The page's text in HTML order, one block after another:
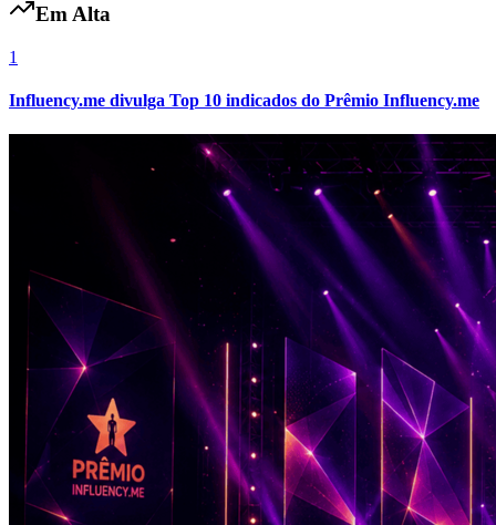
Fluminense
Em Alta
1
Influency.me divulga Top 10 indicados do Prêmio Influency.me